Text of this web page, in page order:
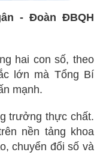
- ĐoànĐBQH
hai con số, theo
lớn mà Tổng Bí
mạnh.
trưởng thực chất.
nền tảng khoa
chuyển đổi số và